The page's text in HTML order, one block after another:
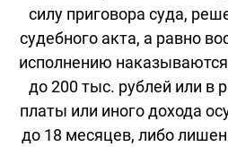
силу приговора суда,
судебного акта, а равно
исполнению
до 200 тыс. рублей или в
платы или иного дохода
до 18 месяцев, либо